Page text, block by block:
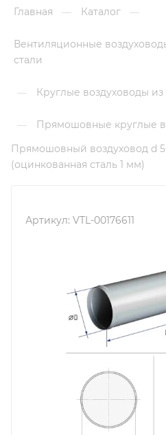
Главная — Каталог —
Вентиляционные
стали
— Круглые воздуховоды
— Прямошовные круглые
Прямошовный воздуховод d
(оцинкованная сталь 1 мм)
Артикул: VTL-00176611